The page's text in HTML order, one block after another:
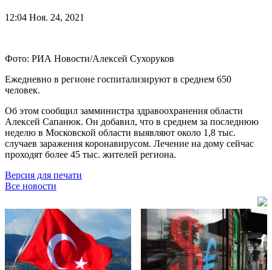
12:04 Ноя. 24, 2021
Фото: РИА Новости/Алексей Сухоруков
Ежедневно в регионе госпитализируют в среднем 650
человек.
Об этом сообщил замминистра здравоохранения области
Алексей Сапанюк. Он добавил, что в среднем за последнюю
неделю в Московской области выявляют около 1,8 тыс.
случаев заражения коронавирусом. Лечение на дому сейчас
проходят более 45 тыс. жителей региона.
Версия для печати
Все новости